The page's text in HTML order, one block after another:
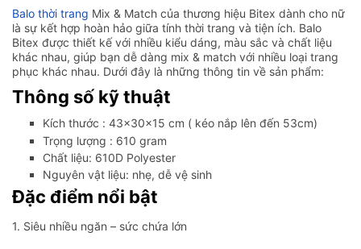
Balo thời trang Mix & Match của thương hiệu Bitex dành cho nữ
là sự kết hợp hoàn hảo giữa tính thời trang và tiện ích. Balo
Bitex được thiết kế với nhiều kiểu dáng, màu sắc và chất liệu
khác nhau, giúp bạn dễ dàng mix & match với nhiều loại trang
phục khác nhau. Dưới đây là những thông tin về sản phẩm:
Thông số kỹ thuật
Kích thước : 43x30x15 cm ( kéo nắp lên đến 53cm)
Trọng lượng : 610 gram
Chất liệu: 610D Polyester
Nguyên vật liệu: nhẹ, dễ vệ sinh
Đặc điểm nổi bật
1. Siêu nhiều ngăn – sức chứa lớn